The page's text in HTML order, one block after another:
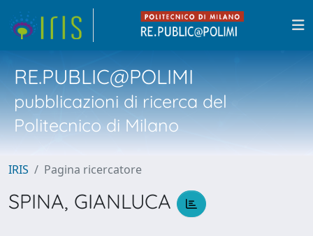
RE.PUBLIC@POLIMI
pubblicazioni di ricerca del
Politecnico di Milano
IRIS Pagina ricercatore
SPINA, GIANLUCA